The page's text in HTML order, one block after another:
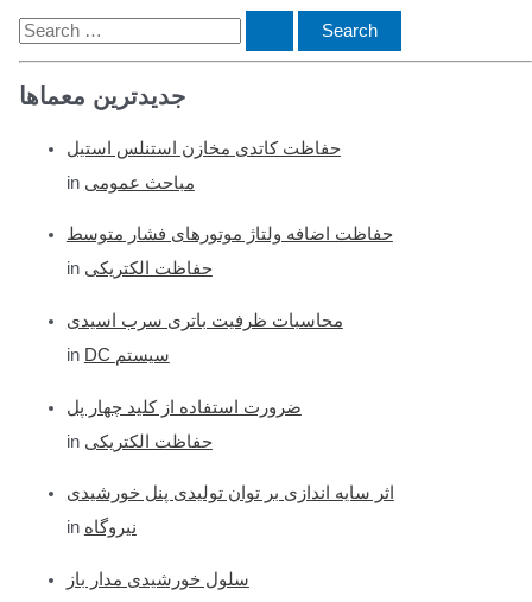
S
e
جدیدترین معماها
حفاظت کاتدی مخازن استنلس استیل
in مباحث عمومی
حفاظت اضافه ولتاژ موتورهای فشار متوسط
in حفاظت الکتریکی
محاسبات ظرفیت باتری سرب اسیدی
in
DC سیستم
ضرورت استفاده از کلید چهار پل
in حفاظت الکتریکی
اثر سایه اندازی بر توان تولیدی پنل خورشیدی
in نیروگاه
سلول خورشیدی مدار باز